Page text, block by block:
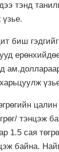
тэнд
үзье.
биш
тэнцэж
1.5 сая
байна.